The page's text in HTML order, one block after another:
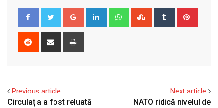
Google+ LinkedIn WhatsappStumbleUpon
Tumblr
Reddit
Share
Previous article
Circulația a fost reluată
Next article
NATO ridică nivelul de